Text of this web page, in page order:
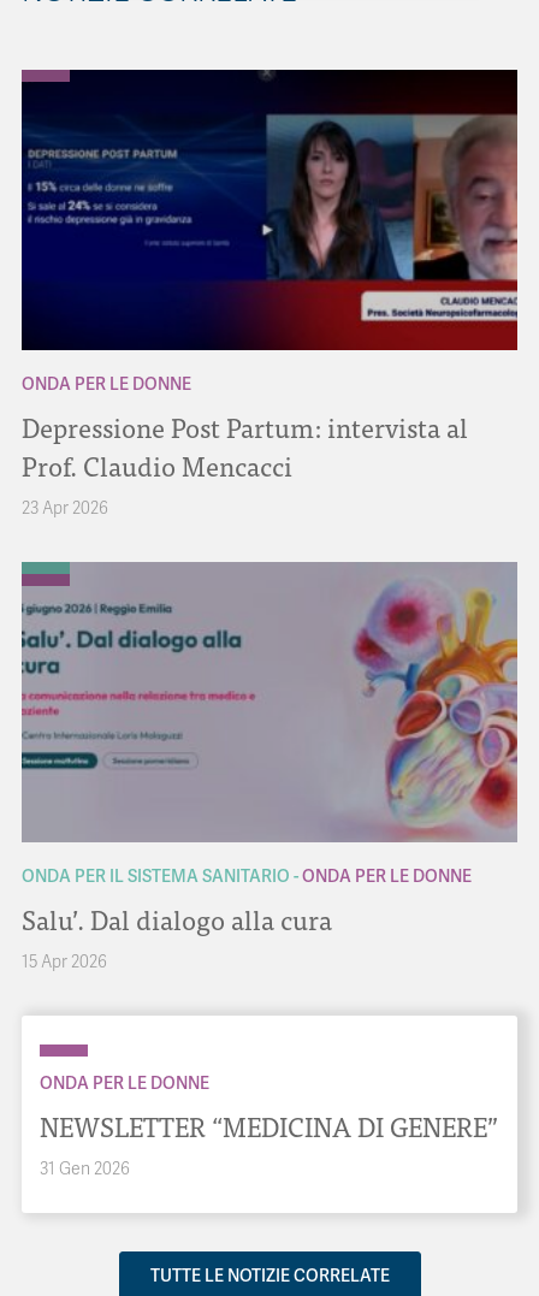
ONDA PER LE DONNE
Depressione Post Partum: intervista al
Prof. Claudio Mencacci
23 Apr 2026
ONDA PER IL SISTEMA SANITARIO ONDA PER LE DONNE
Salu’. Dal dialogo alla cura
15 Apr 2026
ONDA PER LE DONNE
NEWSLETTER “MEDICINA DI GENERE”
31 Gen 2026
TUTTE LE NOTIZIE CORRELATE